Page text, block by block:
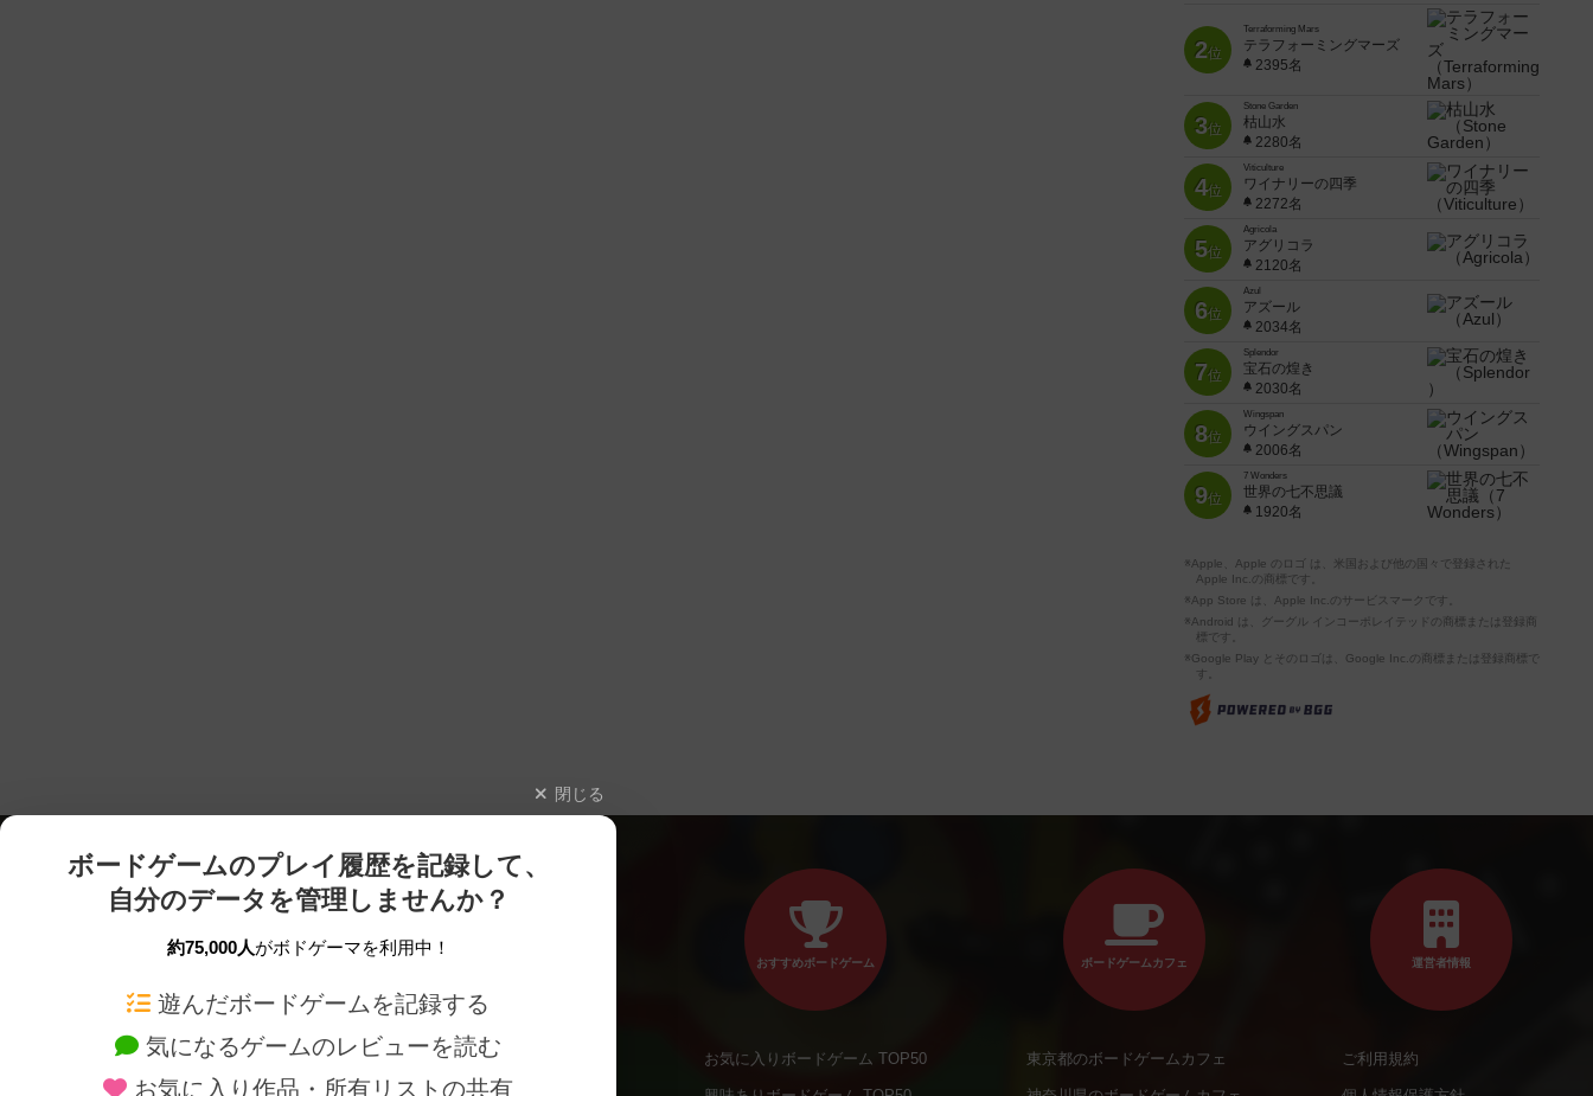
2位
Terraforming Mars
テラフォーミングマーズ
2395名
3位
Stone Garden
枯山水
2280名
4位
Viticulture
ワイナリーの四季
2272名
5位
Agricola
アグリコラ
2120名
6位
Azul
アズール
2034名
7位
Splendor
宝石の煌き
2030名
8位
Wingspan
ウイングスパン
2006名
9位
7 Wonders
世界の七不思議
1920名
※Apple、Apple のロゴ は、米国および他の国々で登録された
Apple Inc.の商標です。
※App Store は、Apple Inc.のサービスマークです。
※Android は、グーグル インコーポレイテッドの商標または登録商
標です。
※Google Play とそのロゴは、Google Inc.の商標または登録商標で
す。
閉じる
ボードゲームのプレイ履歴を記録して、
自分のデータを管理しませんか？
約75,000人がボドゲーマを利用中！
遊んだボードゲームを記録する
気になるゲームのレビューを読む
お気に入り作品・所有リストの共有
ボードゲームを検索する 新作・再入荷情報
おすすめボードゲーム
お気に入りボードゲーム TOP50
ボードゲームカフェ
東京都のボードゲームカフェ
運営者情報
ご利用規約